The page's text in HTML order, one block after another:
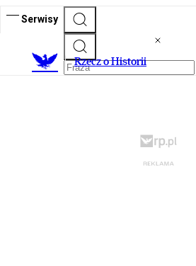
Serwisy
Rzecz o Historii